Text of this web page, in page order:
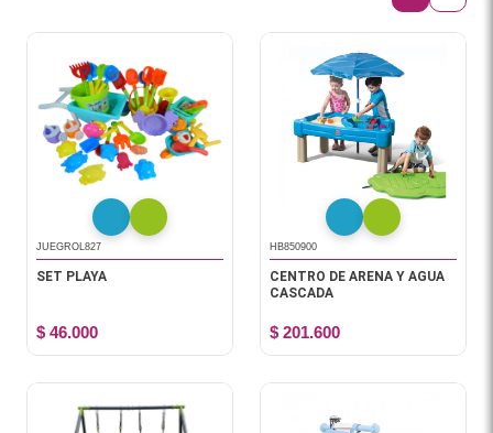
JUEGROL827
SET PLAYA
$ 46.000
HB850900
CENTRO DE ARENA Y AGUA
CASCADA
$ 201.600